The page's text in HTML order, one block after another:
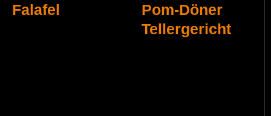
Falafel
Pom-Döner
Tellergericht